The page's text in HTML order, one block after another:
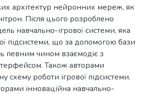
архітектур нейронних мереж, як
Після цього розроблено
навчально-ігрової системи, яка
підсистеми, що за допомогою бази
певним чином взаємодіє з
Також авторами
схему роботи ігрової підсистеми.
інноваційна навчально-